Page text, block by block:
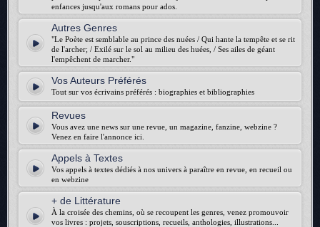
enfances jusqu'aux romans pour ados.
Autres Genres
"Le Poète est semblable au prince des nuées / Qui hante la tempête et se rit
de l'archer; / Exilé sur le sol au milieu des huées, / Ses ailes de géant
l'empêchent de marcher."
Vos Auteurs Préférés
Tout sur vos écrivains préférés : biographies et bibliographies
Revues
Vous avez une news sur une revue, un magazine, fanzine, webzine ?
Venez en faire l'annonce ici.
Appels à Textes
Vos appels à textes dédiés à nos univers à paraître en revue, en recueil ou
en webzine
+ de Littérature
À la croisée des chemins, où se recoupent les genres, venez promouvoir
vos livres : projets, souscriptions, recueils, anthologies, illustrations...